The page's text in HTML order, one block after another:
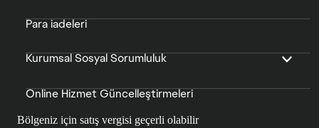
Para iadeleri
Kurumsal Sosyal Sorumluluk
Online Hizmet Güncelleştirmeleri
Bölgeniz için satış vergisi geçerli olabilir